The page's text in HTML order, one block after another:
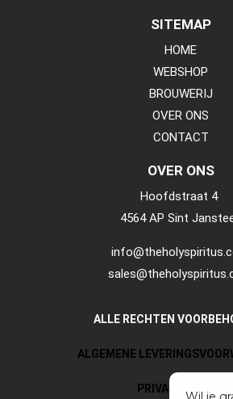
SITEMAP
HOME
WEBSHOP
BROUWERIJ
OVER ONS
CONTACT
OVER ONS
Hoofdstraat 4
4564 AP Sint
ALLE RECHTEN
ALGEMENE
PRIVACY POLICY